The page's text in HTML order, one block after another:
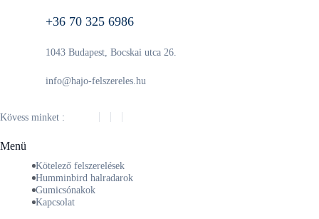
+36 70 325 6986
1043 Budapest, Bocskai utca 26.
info@hajo-felszereles.hu
Kövess minket :
Menü
Kötelező felszerelések
Humminbird halradarok
Gumicsónakok
Kapcsolat